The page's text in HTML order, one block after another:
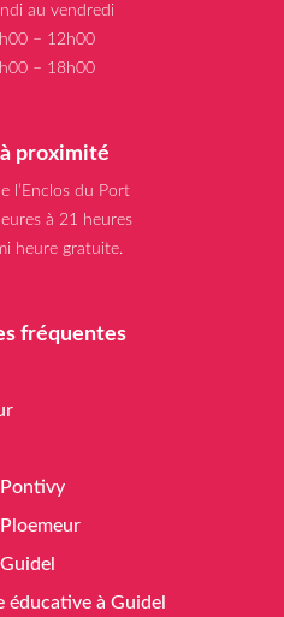
au vendredi
– 12h00
– 18h00
proximité
l’Enclos du Port
à 21 heures
heure gratuite.
fréquentes
éducative à Guidel